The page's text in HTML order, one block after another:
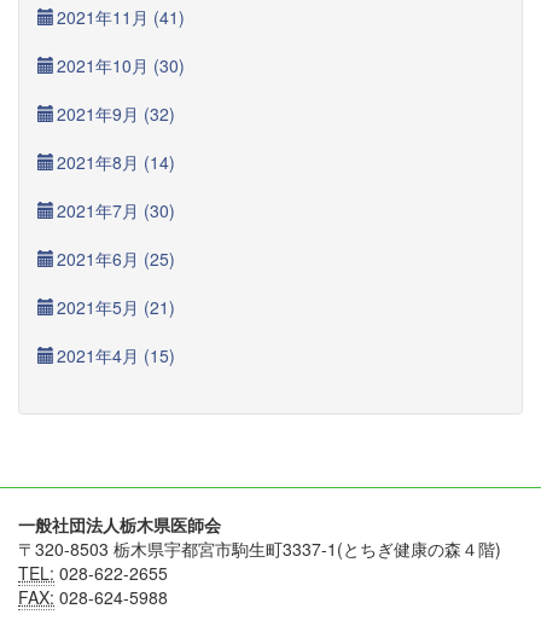
2021年11月 (41)
2021年10月 (30)
2021年9月 (32)
2021年8月 (14)
2021年7月 (30)
2021年6月 (25)
2021年5月 (21)
2021年4月 (15)
一般社団法人栃木県医師会
〒320-8503 栃木県宇都宮市駒生町3337-1(とちぎ健康の森４階)
TEL: 028-622-2655
FAX: 028-624-5988